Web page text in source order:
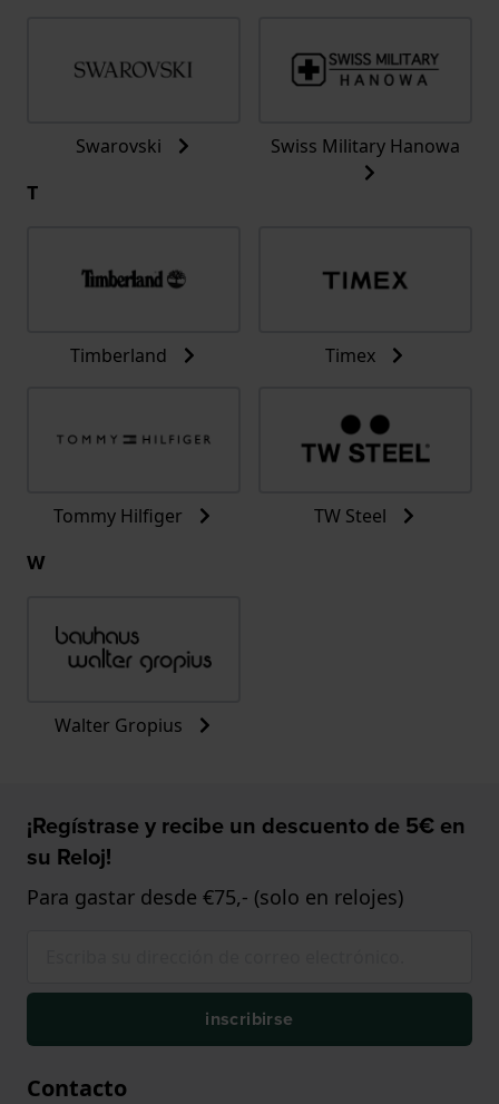
Swarovski Swiss Military Hanowa
T
Timberland Timex
Tommy Hilfiger TW Steel
W
Walter Gropius
¡Regístrase y recibe un descuento de 5€ en
su Reloj!
Para gastar desde €75,- (solo en relojes)
inscribirse
Contacto